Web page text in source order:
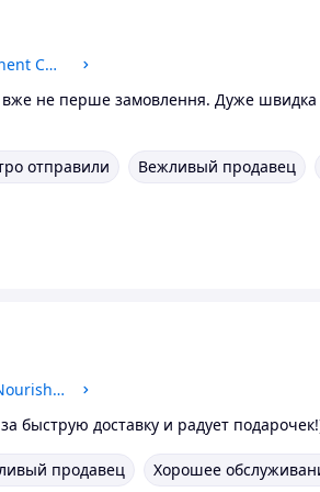
Краска для волос Yellow Permanent Cosmetic Coloring Cream 5 COOL
не перше замовлення. Дуже швидка
отправили Вежливый продавец
Питательная маска для волос Nourishing Mask Yellow 500 ml
быструю доставку и радует
продавец Хорошее